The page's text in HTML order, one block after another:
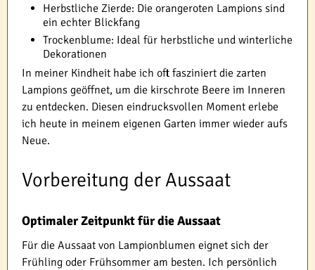
Herbstliche Zierde: Die orangeroten Lampions sind
ein echter Blickfang
Trockenblume: Ideal für herbstliche und winterliche
Dekorationen
In meiner Kindheit habe ich oft fasziniert die zarten
Lampions geöffnet, um die kirschrote Beere im Inneren
zu entdecken. Diesen eindrucksvollen Moment erlebe
ich heute in meinem eigenen Garten immer wieder aufs
Neue.
Vorbereitung der Aussaat
Optimaler Zeitpunkt für die Aussaat
Für die Aussaat von Lampionblumen eignet sich der
Frühling oder Frühsommer am besten. Ich persönlich